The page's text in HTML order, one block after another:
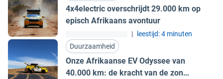
4x4electric overschrijdt 29.000 km op
episch Afrikaans avontuur
|
leestijd: 4 minuten
Duurzaamheid
Onze Afrikaanse EV Odyssee van
40.000 km: de kracht van de zon